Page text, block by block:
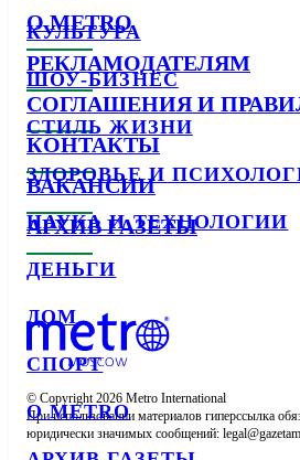
КУЛЬТУРА
ШОУ-БИЗНЕС
СТИЛЬ ЖИЗНИ
ЗДОРОВЬЕ И
НАУКА И ТЕХНОЛОГИИ
ДЕНЬГИ
ДОМ
СПОРТ
О METRO
О METRO
РЕКЛАМОДАТЕЛЯМ
СОГЛАШЕНИЯ И
КОНТАКТЫ
ВАКАНСИИ
АРХИВ ГАЗЕТЫ
© Copyright 2026 Metro International
При использовании материалов гиперссылка
юридически значимых сообщений: